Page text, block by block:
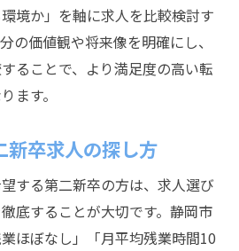
境か」を軸に求人を比較検討す
の価値観や将来像を明確にし、
ることで、より満足度の高い転
ます。
新卒求人の探し方
する第二新卒の方は、求人選び
底することが大切です。静岡市
ほぼなし」「月平均残業時間10